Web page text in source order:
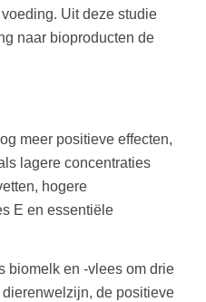
Uit deze studie
naar bioproducten de
meer positieve effecten,
lagere concentraties
hogere
E en essentiële
biomelk en -vlees om drie
de positieve